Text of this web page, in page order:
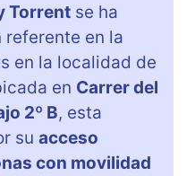
Torrent se ha
referente en la
en la localidad de
en Carrer del
2º B, esta
su acceso
con movilidad